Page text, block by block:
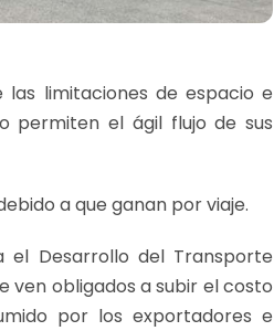
las limitaciones de espacio e
permiten el ágil flujo de sus
a que ganan por viaje.
el Desarrollo del Transporte
ven obligados a subir el costo
por los exportadores e